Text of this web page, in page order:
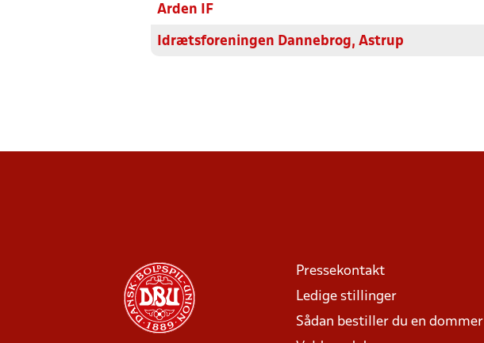
Arden IF
Idrætsforeningen Dannebrog, Astrup
Pressekontakt
Ledige stillinger
Sådan bestiller du en dommer